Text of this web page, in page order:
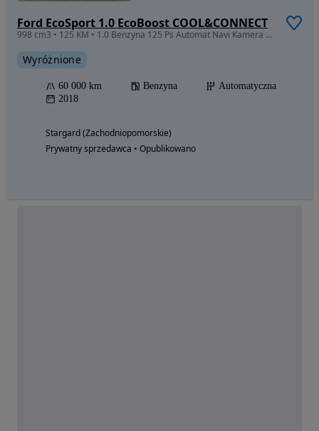
Ford EcoSport 1.0 EcoBoost COOL&CONNECT
998 cm3 • 125 KM • 1.0 Benzyna 125 Ps Automat Navi Kamera G.Fotele,Szyba,Kierownica
Wyróżnione
60 000 km Benzyna
Automatyczna
2018
Stargard (Zachodniopomorskie)
Prywatny sprzedawca • Opublikowano